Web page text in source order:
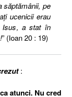
săptămânii, pe
ucenicii erau
Isus, a stat în
” (Ioan 20 : 19)
:
atunci. Nu cred